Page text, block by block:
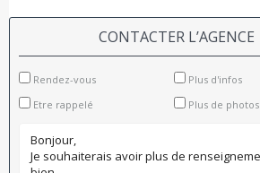
CONTACTER L’AGENCE
Rendez-vous
Plus d'infos
Etre rappelé
Plus de photos